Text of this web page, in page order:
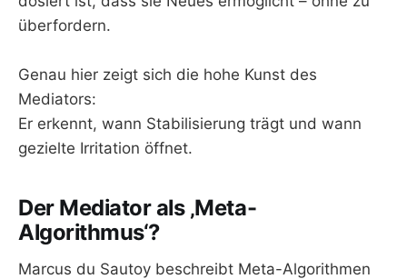
überfordern.
Genau hier zeigt sich die hohe Kunst des
Mediators:
Er erkennt, wann Stabilisierung trägt und wann
gezielte Irritation öffnet.
Der Mediator als ‚Meta-
Algorithmus‘?
Marcus du Sautoy beschreibt Meta-Algorithmen